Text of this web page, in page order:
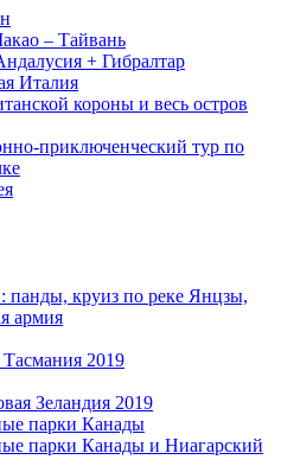
– Тайвань
+ Гибралтар
Италия
короны и весь остров
приключенческий тур по
панды, круиз по реке Янцзы,
армия
2019
Зеландия 2019
парки Канады
парки Канады и Ниагарский